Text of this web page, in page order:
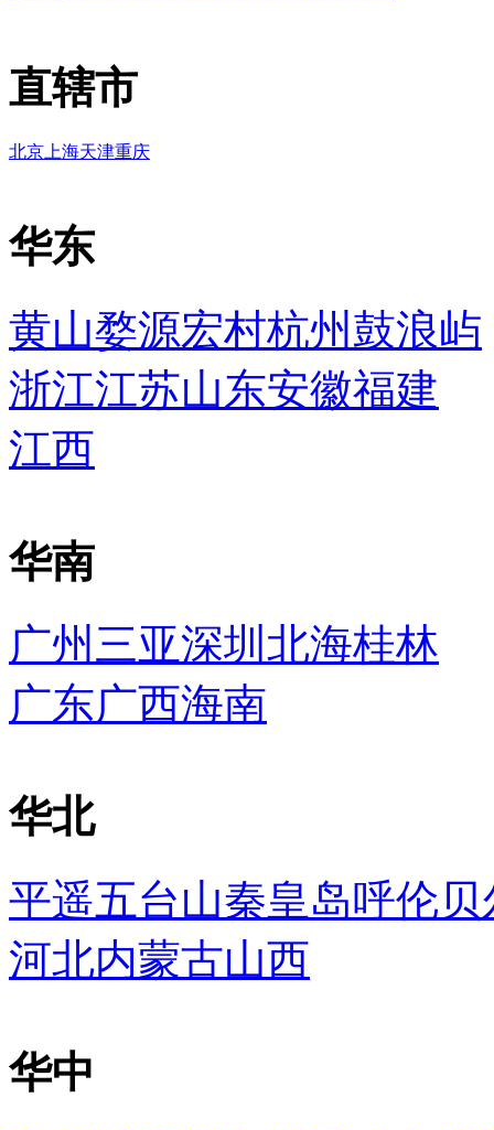
直辖市
北京 上海天津重庆
华东
黄山婺源宏村杭州 鼓浪屿
浙江江苏山东安徽福建
江西
华南
广州 三亚深圳 北海桂林
广东广西海南
华北
平遥五台山秦皇岛呼伦贝
河北内蒙古山西
华中